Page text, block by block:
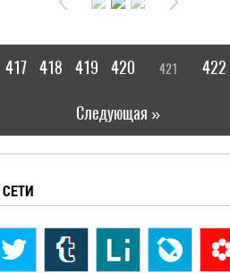
417 418 419 420 421 422
Следующая »